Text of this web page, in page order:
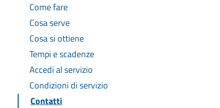
Come fare
Cosa serve
Cosa si ottiene
Tempi e scadenze
Accedi al servizio
Condizioni di servizio
Contatti